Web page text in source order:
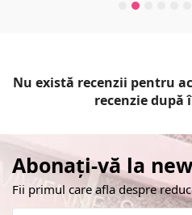
Nu există recenzii pentru
recenzie după
Abonați-vă la
Fii primul care afla despre